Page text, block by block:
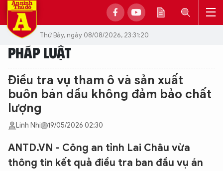
Thứ Bảy, ngày 08/08/2026, 23:31:20
PHÁP LUẬT
Điều tra vụ tham ô và sản xuất
buôn bán dầu không đảm bảo chất
lượng
Linh Nhi 19/05/2026 02:30
ANTD.VN - Công an tỉnh Lai Châu vừa
thông tin kết quả điều tra ban đầu vụ án